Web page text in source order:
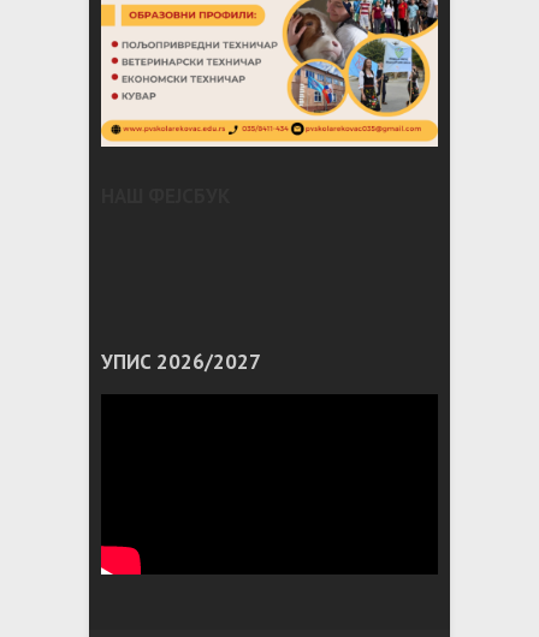
УПИС 2026/2027